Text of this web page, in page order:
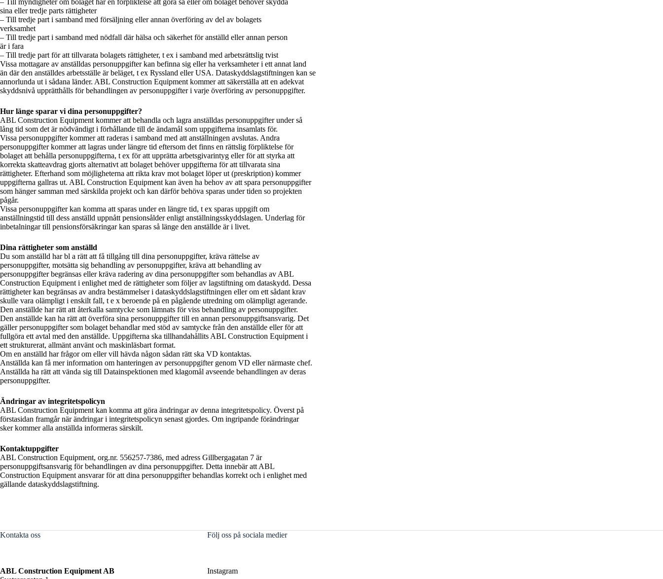
– Till myndigheter om bolaget har en förpliktelse att göra så eller om bolaget behöver skydda
sina eller tredje parts rättigheter
– Till tredje part i samband med försäljning eller annan överföring av del av bolagets
verksamhet
– Till tredje part i samband med nödfall där hälsa och säkerhet för anställd eller annan person
är i fara
– Till tredje part för att tillvarata bolagets rättigheter, t ex i samband med arbetsrättslig tvist
Vissa mottagare av anställdas personuppgifter kan befinna sig eller ha verksamheter i ett annat land
än där den anställdes arbetsställe är beläget, t ex Ryssland eller USA. Dataskyddslagstiftningen kan se
annorlunda ut i sådana länder. ABL Construction Equipment kommer att säkerställa att en adekvat
skyddsnivå upprätthålls för behandlingen av personuppgifter i varje överföring av personuppgifter.
Hur länge sparar vi dina personuppgifter?
ABL Construction Equipment kommer att behandla och lagra anställdas personuppgifter under så
lång tid som det är nödvändigt i förhållande till de ändamål som uppgifterna insamlats för.
Vissa personuppgifter kommer att raderas i samband med att anställningen avslutas. Andra
personuppgifter kommer att lagras under längre tid eftersom det finns en rättslig förpliktelse för
bolaget att behålla personuppgifterna, t ex för att upprätta arbetsgivarintyg eller för att styrka att
korrekta skatteavdrag gjorts alternativt att bolaget behöver uppgifterna för att tillvarata sina
rättigheter. Efterhand som möjligheterna att rikta krav mot bolaget löper ut (preskription) kommer
uppgifterna gallras ut. ABL Construction Equipment kan även ha behov av att spara personuppgifter
som hänger samman med särskilda projekt och kan därför behöva sparas under tiden so projekten
pågår.
Vissa personuppgifter kan komma att sparas under en längre tid, t ex sparas uppgift om
anställningstid till dess anställd uppnått pensionsålder enligt anställningsskyddslagen. Underlag för
inbetalningar till pensionsförsäkringar kan sparas så länge den anställde är i livet.
Dina rättigheter som anställd
Du som anställd har bl a rätt att få tillgång till dina personuppgifter, kräva rättelse av
personuppgifter, motsätta sig behandling av personuppgifter, kräva att behandling av
personuppgifter begränsas eller kräva radering av dina personuppgifter som behandlas av ABL
Construction Equipment i enlighet med de rättigheter som följer av lagstiftning om dataskydd. Dessa
rättigheter kan begränsas av andra bestämmelser i dataskyddslagstiftningen eller om ett sådant krav
skulle vara olämpligt i enskilt fall, t e x beroende på en pågående utredning om olämpligt agerande.
Den anställde har rätt att återkalla samtycke som lämnats för viss behandling av personuppgifter.
Den anställde kan ha rätt att överföra sina personuppgifter till en annan personuppgiftsansvarig. Det
gäller personuppgifter som bolaget behandlar med stöd av samtycke från den anställde eller för att
fullgöra ett avtal med den anställde. Uppgifterna ska tillhandahållits ABL Construction Equipment i
ett strukturerat, allmänt använt och maskinläsbart format.
Om en anställd har frågor om eller vill hävda någon sådan rätt ska VD kontaktas.
Anställda kan få mer information om hanteringen av personuppgifter genom VD eller närmaste chef.
Anställda ha rätt att vända sig till Datainspektionen med klagomål avseende behandlingen av deras
personuppgifter.
Ändringar av integritetspolicyn
ABL Construction Equipment kan komma att göra ändringar av denna integritetspolicy. Överst på
förstasidan framgår när ändringar i integritetspolicyn senast gjordes. Om ingripande förändringar
sker kommer alla anställda informeras särskilt.
Kontaktuppgifter
ABL Construction Equipment, org.nr. 556257-7386, med adress Gillbergagatan 7 är
personuppgiftsansvarig för behandlingen av dina personuppgifter. Detta innebär att ABL
Construction Equipment ansvarar för att dina personuppgifter behandlas korrekt och i enlighet med
gällande dataskyddslagstiftning.
Kontakta oss
ABL Construction Equipment AB
Följ oss på sociala medier
Instagram